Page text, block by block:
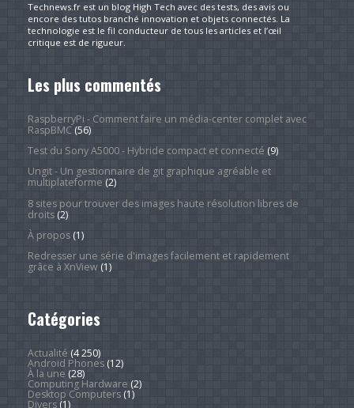
Technews.fr est un blog High Tech avec des tests, des avis ou
encore des tutos branché innovation et objets connectés. La
technologie est le fil conducteur de tous les articles et l’œil
critique est de rigueur.
Les plus commentés
RaspberryPi - Comment faire un média-center complet avec
RaspBMC(56)
Test du Sony A5000 - Hybride compact et connecté (9)
Ungit - Un gestionnaire de git graphique agréable et
multiplateforme (2)
8 sites pour trouver des images haute résolution libres de
droits(2)
À propos(1)
Redresser une série d'images facilement et rapidement
grâce à XnView(1)
Catégories
Actualité (4 250)
Android Phones(12)
À la une (28)
Computing Hardware (2)
Desktop Computers(1)
Divers(1)